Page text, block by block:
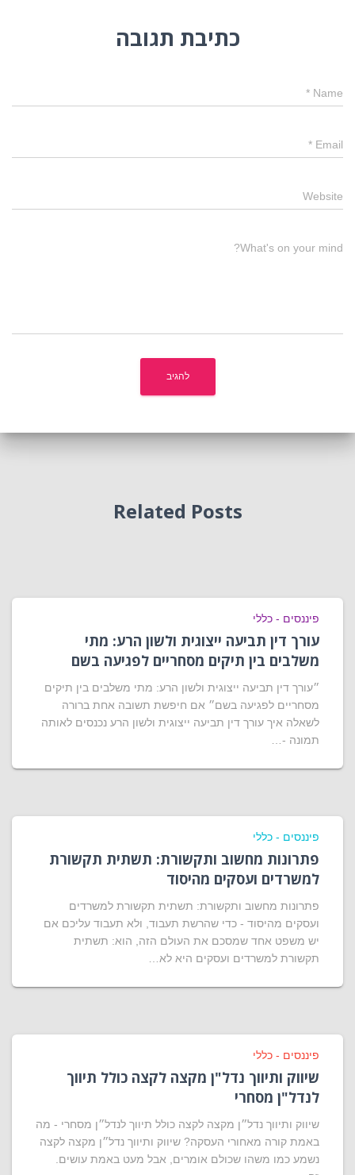
כתיבת תגובה
Name
*
Email
*
Website
What's on your mind?
Related Posts
פיננסים - כללי
עורך דין תביעה ייצוגית ולשון הרע: מתי
משלבים בין תיקים מסחריים לפגיעה בשם
״עורך דין תביעה ייצוגית ולשון הרע: מתי משלבים בין תיקים
מסחריים לפגיעה בשם״ אם חיפשת תשובה אחת ברורה
לשאלה איך עורך דין תביעה ייצוגית ולשון הרע נכנסים לאותה
תמונה -…
פיננסים - כללי
פתרונות מחשוב ותקשורת: תשתית תקשורת
למשרדים ועסקים מהיסוד
פתרונות מחשוב ותקשורת: תשתית תקשורת למשרדים
ועסקים מהיסוד - כדי שהרשת תעבוד, ולא תעבוד עליכם אם
יש משפט אחד שמסכם את העולם הזה, הוא: תשתית
תקשורת למשרדים ועסקים היא לא…
פיננסים - כללי
שיווק ותיווך נדל"ן מקצה לקצה כולל תיווך
לנדל"ן מסחרי
שיווק ותיווך נדל״ן מקצה לקצה כולל תיווך לנדל״ן מסחרי - מה
באמת קורה מאחורי העסקה? שיווק ותיווך נדל״ן מקצה לקצה
נשמע כמו משהו שכולם אומרים, אבל מעט באמת עושים.